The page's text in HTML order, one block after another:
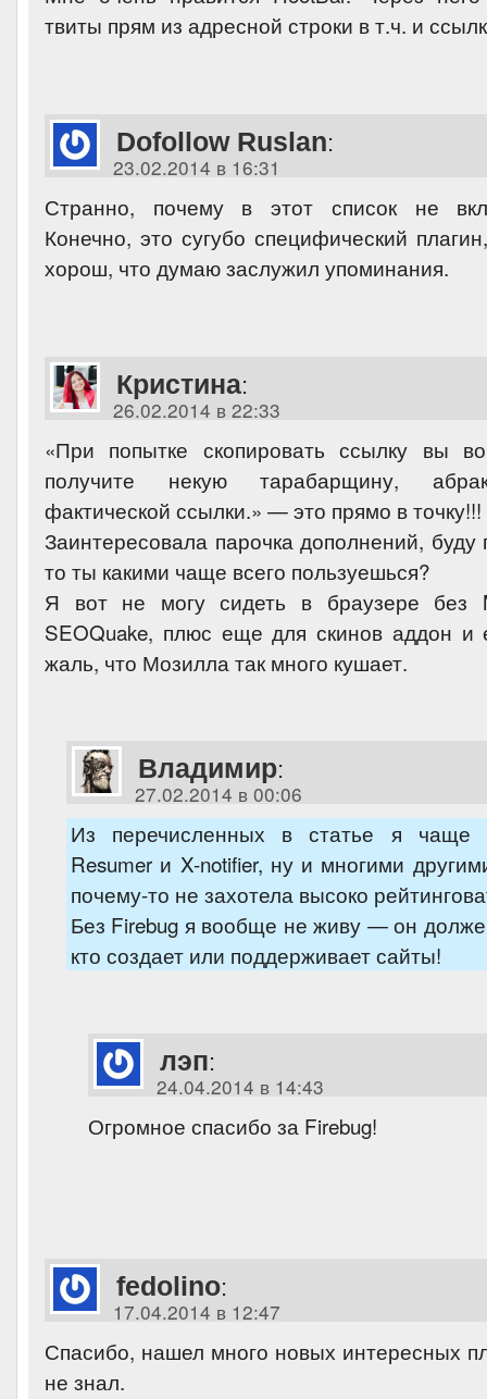
твиты прям из адресной строки в т.ч. и
Dofollow Ruslan:
23.02.2014 в 16:31
Странно, почему в этот список не
Конечно, это сугубо специфический
хорош, что думаю заслужил упоминания.
Кристина:
26.02.2014 в 22:33
«При попытке скопировать ссылку вы
получите некую тарабарщину,
фактической ссылки.» — это прямо в точку!!!
Заинтересовала парочка дополнений,
то ты какими чаще всего пользуешься?
Я вот не могу сидеть в браузере без
SEOQuake, плюс еще для скинов аддон
жаль, что Мозилла так много кушает.
Владимир:
27.02.2014 в 00:06
Из перечисленных в статье я чаще
Resumer и X-notifier, ну и многими
почему-то не захотела высоко
Без Firebug я вообще не живу — он
кто создает или поддерживает сайты!
лэп:
24.04.2014 в 14:43
Огромное спасибо за Firebug!
fedolino:
17.04.2014 в 12:47
Спасибо, нашел много новых интересных
не знал.